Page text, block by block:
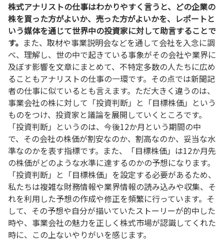
株式アナリストの仕事はわかりやすく言うと、どの企業の
株を買った方がよいか、売った方がよいかを、レポートと
いう媒体を通じて世界中の投資家に対して助言することで
す。 また、取材や事業説明会などを通して会社を入念に調
べ、理解し、世の中で起きている事象がその会社や業界に
及ぼす影響を文章にまとめて、不特定多数の人たちに広め
ることもアナリストの仕事の一環です。その点では新聞記
者の仕事に似ているとも言えます。ただ大きく違うのは、
事業会社の株に対して「投資判断」と「目標株価」という
ものをつけ、投資家と議論を展開していくところです。
「投資判断」というのは、今後12か月という期間の中
で、その会社の株価が割安なのか、割高なのか、妥当な水
準なのかを表す指標です。また、「目標株価」は12か月先
の株価がどのような水準に達するのかの予想になります。
「投資判断」と「目標株価」を設定する必要があるため、
私たちは複雑な財務情報や業界情報の読み込みや収集、そ
れを利用した予想の作成や修正を頻繁に行っています。そ
して、その予想や自分が描いていたストーリーが的中した
時や、事業会社の魅力を正しく株式市場が認識してくれた
時に、この上ないやりがいを感じます。